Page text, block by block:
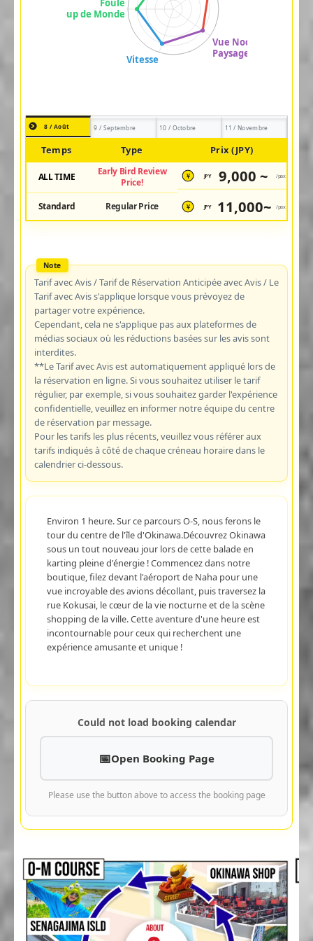
8 / Août 9 / Septembre 10 / Octobre 11 / Novembre
Temps Type Prix (JPY)
ALL TIME
Early Bird Review
Price!
¥ JPY 9,000 ~ /pax
Standard Regular Price ¥ JPY 11,000~ /pax
Tarif avec Avis / Tarif de Réservation Anticipée avec Avis / Le
Tarif avec Avis s'applique lorsque vous prévoyez de
partager votre expérience.
Cependant, cela ne s'applique pas aux plateformes de
médias sociaux où les réductions basées sur les avis sont
interdites.
**Le Tarif avec Avis est automatiquement appliqué lors de
la réservation en ligne. Si vous souhaitez utiliser le tarif
régulier, par exemple, si vous souhaitez garder l'expérience
confidentielle, veuillez en informer notre équipe du centre
de réservation par message.
Pour les tarifs les plus récents, veuillez vous référer aux
tarifs indiqués à côté de chaque créneau horaire dans le
calendrier ci-dessous.
Environ 1 heure. Sur ce parcours O-S, nous ferons le
tour du centre de l'île d'Okinawa.Découvrez Okinawa
sous un tout nouveau jour lors de cette balade en
karting pleine d'énergie ! Commencez dans notre
boutique, filez devant l'aéroport de Naha pour une
vue incroyable des avions décollant, puis traversez la
rue Kokusai, le cœur de la vie nocturne et de la scène
shopping de la ville. Cette aventure d'une heure est
incontournable pour ceux qui recherchent une
expérience amusante et unique !
Could not load booking calendar
Open Booking Page
Please use the button above to access the booking page